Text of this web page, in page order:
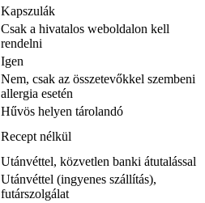
Kapszulák
Csak a hivatalos weboldalon kell
rendelni
Igen
Nem, csak az összetevőkkel szembeni
allergia esetén
Hűvös helyen tárolandó
Recept nélkül
Utánvéttel, közvetlen banki átutalással
Utánvéttel (ingyenes szállítás),
futárszolgálat